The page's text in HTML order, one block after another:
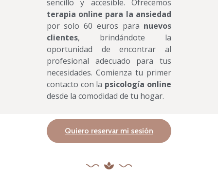
sencillo y accesible. Ofrecemos
terapia online para la ansiedad
por solo 60 euros para nuevos
clientes, brindándote la
oportunidad de encontrar al
profesional adecuado para tus
necesidades. Comienza tu primer
contacto con la psicología online
desde la comodidad de tu hogar.
Quiero reservar mi sesión